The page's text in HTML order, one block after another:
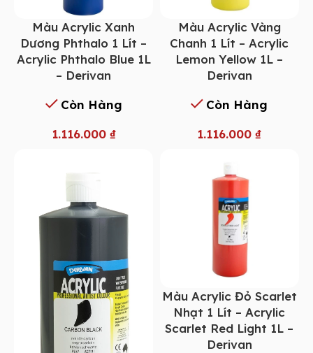
Màu Acrylic Xanh
Dương Phthalo 1 Lít –
Acrylic Phthalo Blue 1L
– Derivan
Còn Hàng
1.116.000 ₫
Màu Acrylic Vàng
Chanh 1 Lít – Acrylic
Lemon Yellow 1L –
Derivan
Còn Hàng
1.116.000₫
Màu Acrylic Đỏ Scarlet
Nhạt 1 Lít – Acrylic
Scarlet Red Light 1L –
Derivan